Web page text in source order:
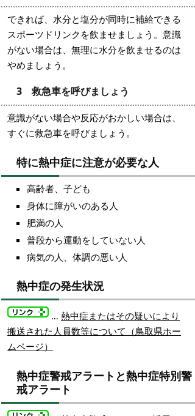
できれば、水分と塩分が同時に補給できる
スポーツドリンクを飲ませましょう。意識
がない場合は、無理に水分を飲ませるのは
やめましょう。
3 救急車を呼びましょう
意識がない場合や反応がおかしい場合は、
すぐに救急車を呼びましょう。
特に熱中症に注意が必要な人
高齢者、子ども
身体に障がいのある人
肥満の人
普段から運動をしていない人
病気の人、体調の悪い人
熱中症の発生状況
… 熱中症またはその疑いにより
搬送された人員数等について（鳥取県ホー
ムページ）
熱中症警戒アラートと熱中症特別警
戒アラート